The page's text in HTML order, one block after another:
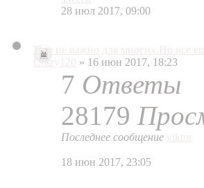
28 июл 2017, 09:00
Уже не важно для многих.Но все
Crazy120
» 16 июн 2017, 18:23
7 Ответы
28179
Последнее сообщение
18 июн 2017, 23:05